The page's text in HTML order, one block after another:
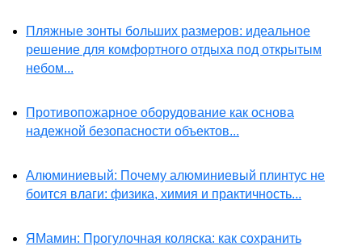
Пляжные зонты больших размеров: идеальное
решение для комфортного отдыха под открытым
небом...
Противопожарное оборудование как основа
надежной безопасности объектов...
Алюминиевый: Почему алюминиевый плинтус не
боится влаги: физика, химия и практичность...
ЯМамин: Прогулочная коляска: как сохранить